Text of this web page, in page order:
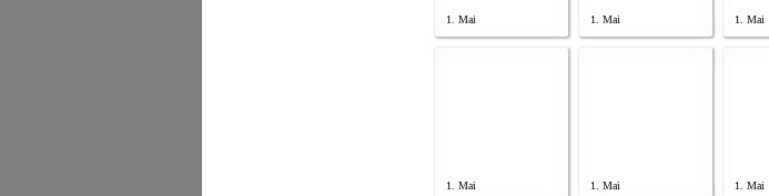
1. Mai 1. Mai 1. Mai
1. Mai 1. Mai 1. Mai